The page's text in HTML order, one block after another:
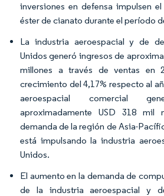
inversiones en defensa impulsen
éster de cianato durante el período
La industria aeroespacial y de
Unidos generó ingresos de
millones a través de ventas en
crecimiento del 4,17% respecto al
aeroespacial comercial
aproximadamente USD 318 mil
demanda de la región de Asia-
está impulsando la industria
Unidos.
El aumento en la demanda de
de la industria aeroespacial y